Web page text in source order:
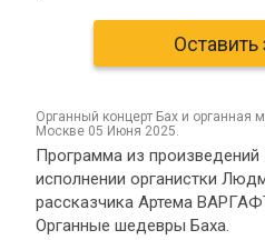
Оставить
органный концерт Бах и органная музыка Германии. Гамбург в
Москве 05 Июня 2025.
Программа из
исполнении органистки
рассказчика Артема
Органные шедевры Баха.